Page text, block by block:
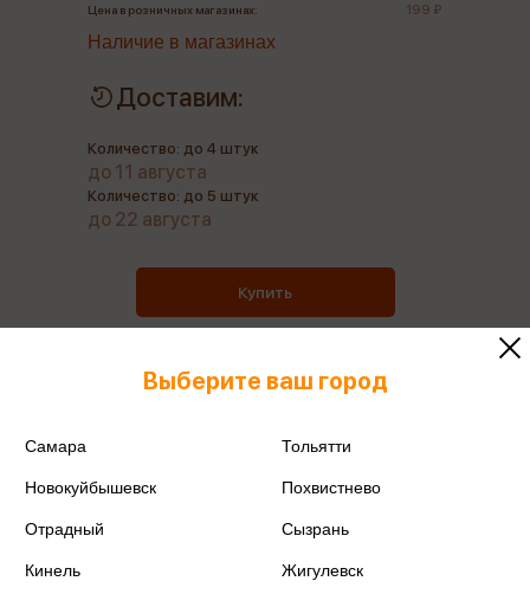
Цена в розничных магазинах: 199 ₽
Наличие в магазинах
Доставим:
Количество: до 4 штук
до 11 августа
Количество: до 5 штук
до 22 августа
Купить
Поделиться
Выберите ваш город
Самара Тольятти
Новокуйбышевск Похвистнево
Отрадный Сызрань
Кинель Жигулевск